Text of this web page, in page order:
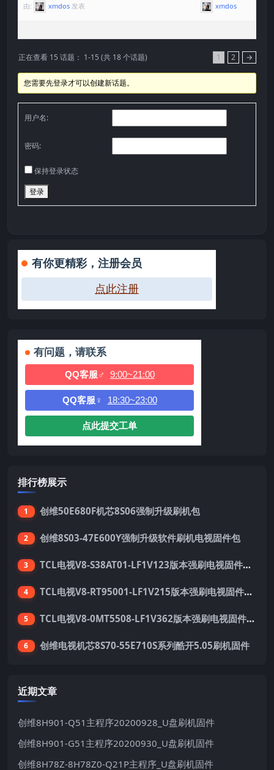
由: xmdos 发表 xmdos
正在查看 15 话题： 1-15 (共 18 个话题) 1 2 →
您需要先登录才可以创建新话题。
用户名:
密码:
保持登录状态
登录
有你更精彩，注册会员
点此注册
有问题，请联系
QQ客服♂ 9:00~21:00
QQ客服♀ 18:30~23:00
点此提交工单
排行榜展示
1 创维50E680F机芯8S06强制升级刷机包
2 创维8S03-47E600Y强制升级软件刷机电视固件包
3 TCL电视V8-S38AT01-LF1V123版本强刷电视固件包下载
4 TCL电视V8-RT95001-LF1V215版本强刷电视固件包下载
5 TCL电视V8-0MT5508-LF1V362版本强刷电视固件包下载
6 创维电视机芯8S70-55E710S系列酷开5.05刷机固件
近期文章
创维8H901-Q51主程序20200928_U盘刷机固件
创维8H901-G51主程序20200930_U盘刷机固件
创维8H78Z-8H78Z0-Q21P主程序_U盘刷机固件